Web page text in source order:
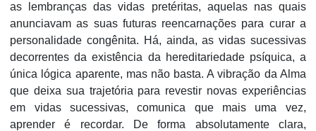
as lembranças das vi­das pretéritas, aquelas nas quais
anunciavam as suas futuras reencarnações para curar a
personalidade congênita. Há, ainda, as vidas sucessivas
decorren­tes da existência da hereditariedade psíquica, a
única lógica apa­rente, mas não basta. A vibração da Alma
que deixa sua trajetória para revestir novas experiências
em vidas su­cessivas, comunica que mais uma vez,
aprender é recordar. De forma absolutamente clara,